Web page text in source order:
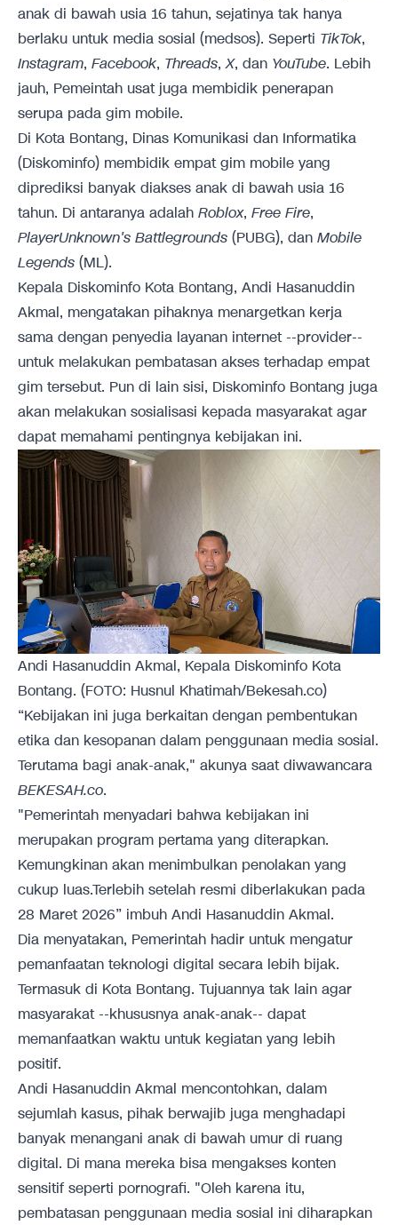
anak di bawah usia 16 tahun, sejatinya tak hanya
berlaku untuk media sosial (medsos). Seperti TikTok,
Instagram, Facebook, Threads,X, dan YouTube. Lebih
jauh, Pemeintah usat juga membidik penerapan
serupa pada gim mobile.
Di Kota Bontang, Dinas Komunikasi dan Informatika
(Diskominfo) membidik empat gim mobile yang
diprediksi banyak diakses anak di bawah usia 16
tahun. Di antaranya adalah Roblox, Free Fire,
PlayerUnknown's Battlegrounds (PUBG), dan Mobile
Legends (ML).
Kepala Diskominfo Kota Bontang, Andi Hasanuddin
Akmal, mengatakan pihaknya menargetkan kerja
sama dengan penyedia layanan internet --provider--
untuk melakukan pembatasan akses terhadap empat
gim tersebut. Pun di lain sisi, Diskominfo Bontang juga
akan melakukan sosialisasi kepada masyarakat agar
dapat memahami pentingnya kebijakan ini.
Andi Hasanuddin Akmal, Kepala Diskominfo Kota
Bontang. (FOTO: Husnul Khatimah/Bekesah.co)
“Kebijakan ini juga berkaitan dengan pembentukan
etika dan kesopanan dalam penggunaan media sosial.
Terutama bagi anak-anak," akunya saat diwawancara
BEKESAH.co.
"Pemerintah menyadari bahwa kebijakan ini
merupakan program pertama yang diterapkan.
Kemungkinan akan menimbulkan penolakan yang
cukup luas.Terlebih setelah resmi diberlakukan pada
28 Maret 2026” imbuh Andi Hasanuddin Akmal.
Dia menyatakan, Pemerintah hadir untuk mengatur
pemanfaatan teknologi digital secara lebih bijak.
Termasuk di Kota Bontang. Tujuannya tak lain agar
masyarakat --khususnya anak-anak-- dapat
memanfaatkan waktu untuk kegiatan yang lebih
positif.
Andi Hasanuddin Akmal mencontohkan, dalam
sejumlah kasus, pihak berwajib juga menghadapi
banyak menangani anak di bawah umur di ruang
digital. Di mana mereka bisa mengakses konten
sensitif seperti pornografi. "Oleh karena itu,
pembatasan penggunaan media sosial ini diharapkan